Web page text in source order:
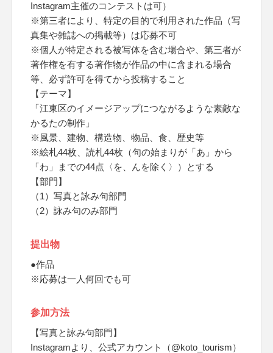
Instagram主催のコンテストは可）
※第三者により、特定の目的で利用された作品（写
真集や雑誌への掲載等）は応募不可
※個人が特定される被写体を含む場合や、第三者が
著作権を有する著作物が作品の中に含まれる場合
等、必ず許可を得てから投稿すること
【テーマ】
「江東区のイメージアップにつながるような素敵な
かるたの制作」
※風景、建物、構造物、物品、食、歴史等
※絵札44枚、読札44枚（句の始まりが「あ」から
「わ」までの44点〈を、んを除く〉）とする
【部門】
（1）写真と詠み句部門
（2）詠み句のみ部門
提出物
●作品
※応募は一人何回でも可
参加方法
【写真と詠み句部門】
Instagramより、公式アカウント（@koto_tourism）